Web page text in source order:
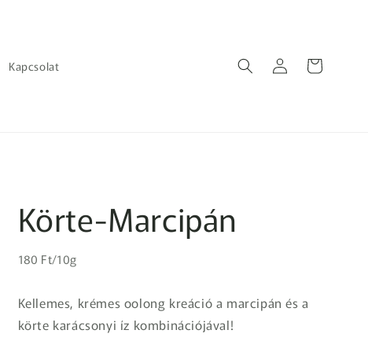
Kapcsolat BejelentkezésKosár
Körte-Marcipán
Normál
Egységár
180 Ft/10g
Kellemes, krémes oolong kreáció a marcipán és a
körte karácsonyi íz kombinációjával!